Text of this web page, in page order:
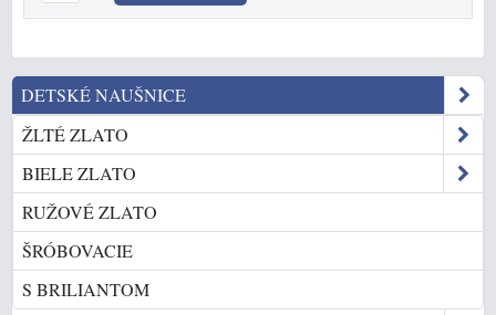
DETSKÉ NAUŠNICE
ŽLTÉ ZLATO
BIELE ZLATO
RUŽOVÉ ZLATO
ŠRÓBOVACIE
S BRILIANTOM